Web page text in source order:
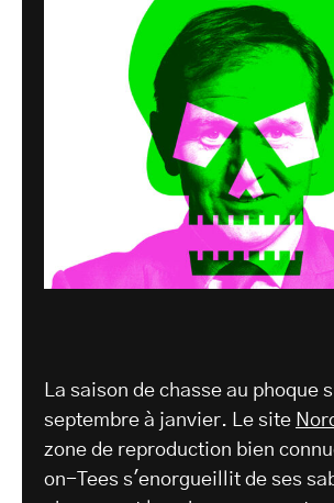
La saison de chasse au phoque
septembre à janvier. Le site
zone de reproduction bien
on-Tees s'enorgueillit de ses